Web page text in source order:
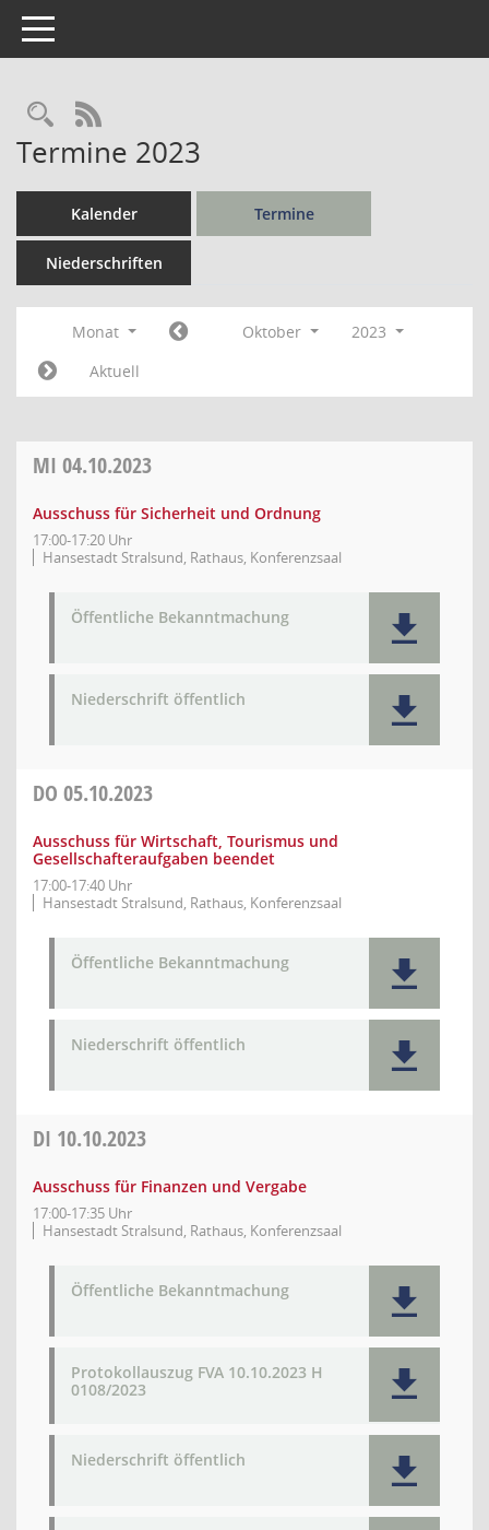
Toggle navigation
Rechercheauswahl
RSS-Feed
Termine 2023
Kalender Termine
Niederschriften
Monat Oktober
2023
Aktuell
MI 04.10.2023
Ausschuss für Sicherheit und Ordnung
17:00-17:20 Uhr
Hansestadt Stralsund, Rathaus, Konferenzsaal
Öffentliche Bekanntmachung
Niederschrift öffentlich
DO 05.10.2023
Ausschuss für Wirtschaft, Tourismus und
Gesellschafteraufgaben beendet
17:00-17:40 Uhr
Hansestadt Stralsund, Rathaus, Konferenzsaal
Öffentliche Bekanntmachung
Niederschrift öffentlich
DI 10.10.2023
Ausschuss für Finanzen und Vergabe
17:00-17:35 Uhr
Hansestadt Stralsund, Rathaus, Konferenzsaal
Öffentliche Bekanntmachung
Protokollauszug FVA 10.10.2023 H
0108/2023
Niederschrift öffentlich